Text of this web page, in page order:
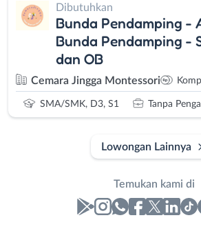
Dibutuhkan
Bunda Pendamping -
Bunda Pendamping -
dan OB
Cemara Jingga Montessori
SMA/SMK, D3, S1 Tanpa
Lowongan Lainnya
Temukan kami di